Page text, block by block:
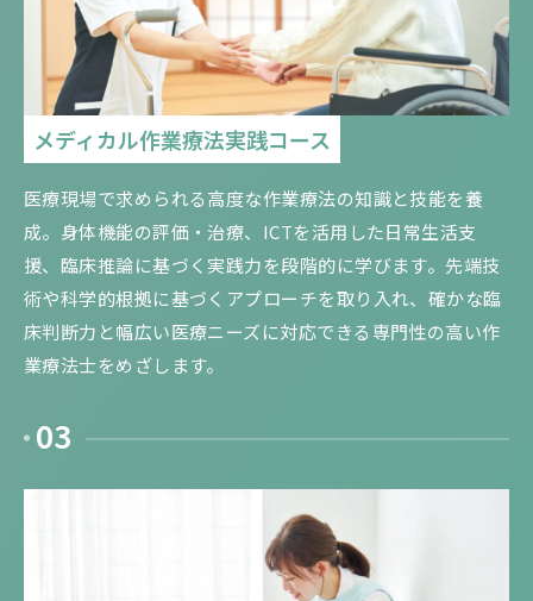
メディカル作業療法実践コース
医療現場で求められる高度な作業療法の知識と技能を養
成。身体機能の評価・治療、ICTを活用した日常生活支
援、臨床推論に基づく実践力を段階的に学びます。先端技
術や科学的根拠に基づくアプローチを取り入れ、確かな臨
床判断力と幅広い医療ニーズに対応できる専門性の高い作
業療法士をめざします。
03